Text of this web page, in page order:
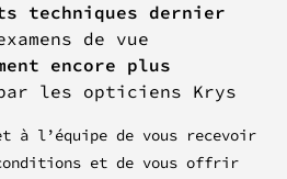
techniques dernier
de vue
encore plus
les opticiens Krys
à l’équipe de vous recevoir
et de vous offrir